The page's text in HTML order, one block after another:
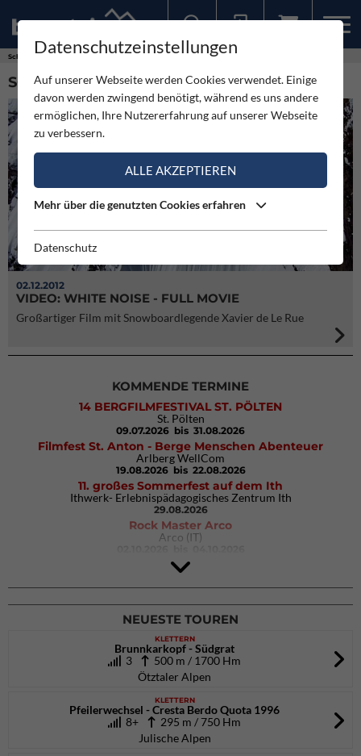
Schlagworte
SCHLAGWORT: VICTOR DE LE RUE (1)
02.12.2012
VIDEO: WHITE NOISE - FULL MOVIE
Großartiger Film mit Snowboardlegende Xavier de Le Rue
KOMMENDE TERMINE
14 BERGFILMFESTIVAL ST. PÖLTEN
St. Pölten
09.07.2026 bis 31.08.2026
Filmfest St. Anton - Berge Menschen Abenteuer
Arlberg WellCom
19.08.2026 bis 22.08.2026
11. großes Sommerfest auf dem Ith
Ithwerk- Erlebnispädagogisches Zentrum Ith
29.08.2026
Rock Master Arco
Arco (IT)
9. Eiskletter Festival Osttirol
Eisparkt Osttirol
08.01.2027bis 10.01.2027
NEUESTE TOUREN
KLETTERN
Brunnkarkopf - Südgrat
3
500 m / 1700 Hm
Ötztaler Alpen
KLETTERN
Pfeilerwechsel - Cresta Berdo Quota 1996
8+
295 m / 750 Hm
Julische Alpen
Datenschutzeinstellungen
Auf unserer Webseite werden Cookies verwendet. Einige
davon werden zwingend benötigt, während es uns andere
ermöglichen, Ihre Nutzererfahrung auf unserer Webseite
zu verbessern.
ALLE AKZEPTIEREN
Mehr über die genutzten Cookies erfahren
Datenschutz